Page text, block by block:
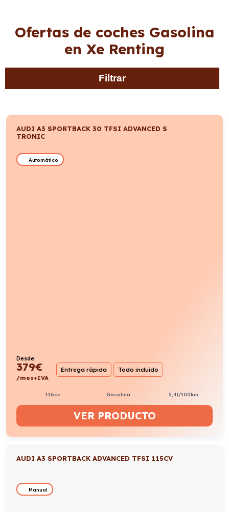
Ofertas de coches Gasolina
en Xe Renting
Filtrar
AUDI A3 SPORTBACK 30 TFSI ADVANCED S
TRONIC
Automático
Desde:
379€
/mes+IVA
Entrega rápida Todo incluido
116cv Gasolina 5,4l/100km
VER PRODUCTO
AUDI A3 SPORTBACK ADVANCED TFSI 115CV
Manual